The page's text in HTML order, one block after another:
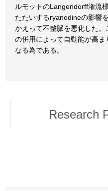
ルモットのLangendorff潅流
たたいするryanodineの影響
かえって不整脈を悪化した
の併用によって自動能が高
なる為である。
Research